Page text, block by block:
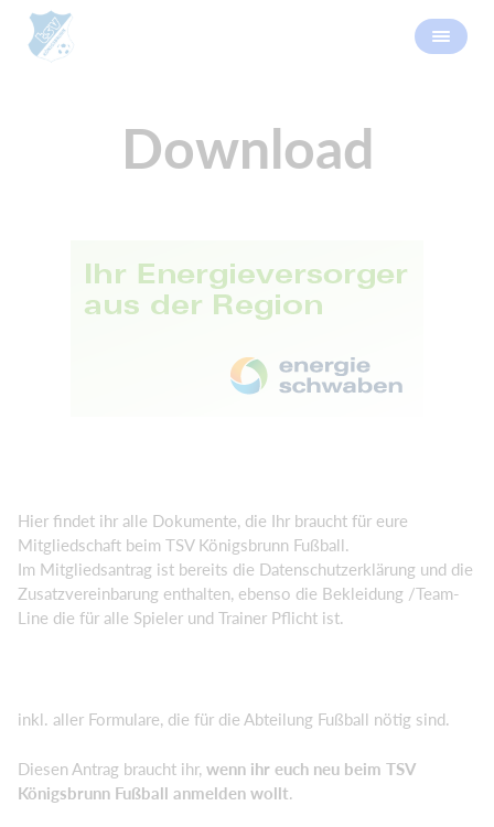
Download
Hier findet ihr alle Dokumente, die Ihr braucht für eure
Mitgliedschaft beim TSV Königsbrunn Fußball.
Im Mitgliedsantrag ist bereits die Datenschutzerklärung und die
Zusatzvereinbarung enthalten, ebenso die Bekleidung /Team-
Line die für alle Spieler und Trainer Pflicht ist.
inkl. aller Formulare, die für die Abteilung Fußball nötig sind.
Diesen Antrag braucht ihr, wenn ihr euch neu beim TSV
Königsbrunn Fußball anmelden wollt.